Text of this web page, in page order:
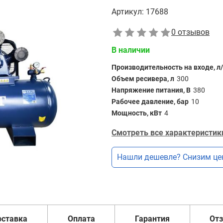
Артикул: 17688
0 отзывов
В наличии
Производительность на входе,
Объем ресивера, л 300
Напряжение питания, В 380
Рабочее давление, бар 10
Мощность, кВт 4
Смотреть все
Нашли дешевле? Снизим
Оплата Гарантия